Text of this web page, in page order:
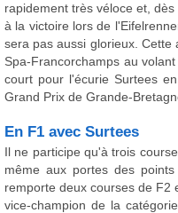
rapidement très véloce et,
à la victoire lors de
sera pas aussi glorieux. Cette
Spa-Francorchamps au
court pour l'écurie Surtees
Grand Prix de Grande-
En F1 avec Surtees
Il ne participe qu'à trois
même aux portes des
remporte deux courses de F2
vice-champion de la